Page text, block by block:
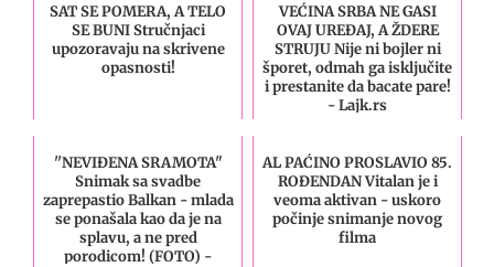
SAT SE POMERA, A TELO
SE BUNI Stručnjaci
upozoravaju na skrivene
opasnosti!
VEĆINA SRBA NE GASI
OVAJ UREĐAJ, A ŽDERE
STRUJU Nije ni bojler ni
šporet, odmah ga isključite
i prestanite da bacate pare!
- Lajk.rs
''NEVIĐENA SRAMOTA"
Snimak sa svadbe
zaprepastio Balkan - mlada
se ponašala kao da je na
splavu, a ne pred
porodicom! (FOTO) -
AL PAĆINO PROSLAVIO 85.
ROĐENDAN Vitalan je i
veoma aktivan - uskoro
počinje snimanje novog
filma